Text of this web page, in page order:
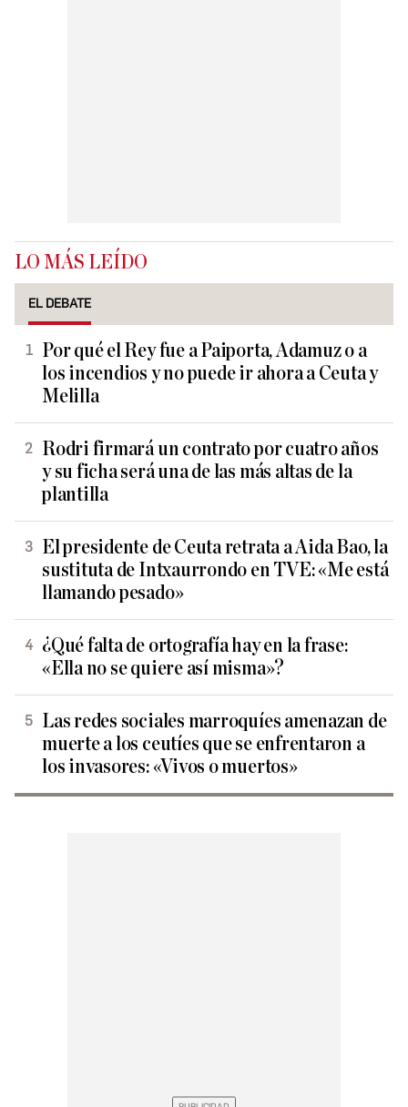
LO MÁS LEÍDO
EL DEBATE
Por qué el Rey fue a Paiporta, Adamuz o a
los incendios y no puede ir ahora a Ceuta y
Melilla
Rodri firmará un contrato por cuatro años
y su ficha será una de las más altas de la
plantilla
El presidente de Ceuta retrata a Aida Bao, la
sustituta de Intxaurrondo en TVE: «Me está
llamando pesado»
¿Qué falta de ortografía hay en la frase:
«Ella no se quiere así misma»?
Las redes sociales marroquíes amenazan de
muerte a los ceutíes que se enfrentaron a
los invasores: «Vivos o muertos»